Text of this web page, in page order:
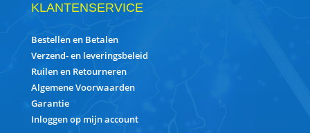
KLANTENSERVICE
Bestellen en Betalen
Verzend- en leveringsbeleid
Ruilen en Retourneren
Algemene Voorwaarden
Garantie
Inloggen op mijn account